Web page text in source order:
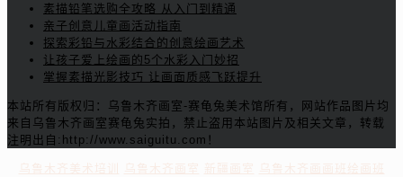
素描铅笔选购全攻略 从入门到精通
亲子创意儿童画活动指南
探索彩铅与水彩结合的创意绘画艺术
让孩子爱上绘画的5个水彩入门妙招
掌握素描光影技巧 让画面质感飞跃提升
本站所有版权归：乌鲁木齐画室-赛龟兔美术馆所有，网站作品图片均
来自乌鲁木齐画室赛龟兔实拍，禁止盗用本站图片及相关文章，转载
注明出自:http://www.saiguitu.com！
乌鲁木齐美术培训 乌鲁木齐画室 新疆画室 乌鲁木齐画画班绘画班